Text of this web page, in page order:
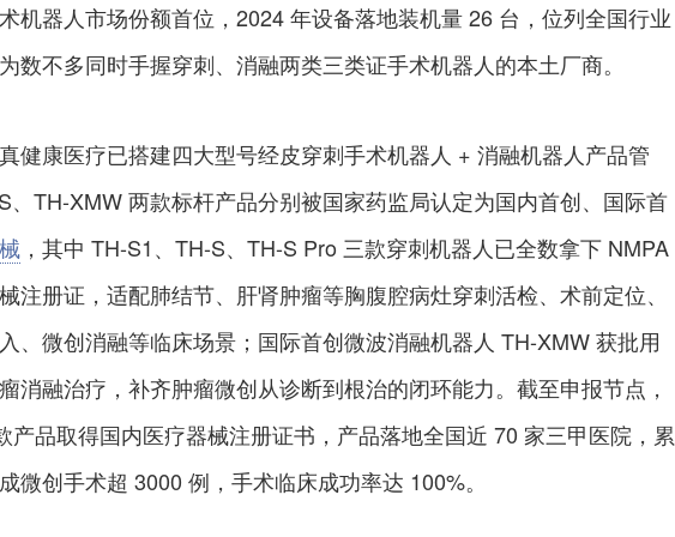
机器人市场份额首位，2024 年设备落地装机量 26 台，位列全国行业
数不多同时手握穿刺、消融两类三类证手术机器人的本土厂商。
健康医疗已搭建四大型号经皮穿刺手术机器人 + 消融机器人产品管
、TH-XMW 两款标杆产品分别被国家药监局认定为国内首创、国际首
，其中 TH-S1、TH-S、TH-S Pro 三款穿刺机器人已全数拿下 NMPA
注册证，适配肺结节、肝肾肿瘤等胸腹腔病灶穿刺活检、术前定位、
、微创消融等临床场景；国际首创微波消融机器人 TH-XMW 获批用
消融治疗，补齐肿瘤微创从诊断到根治的闭环能力。截至申报节点，
产品取得国内医疗器械注册证书，产品落地全国近 70 家三甲医院，累
微创手术超 3000 例，手术临床成功率达 100%。